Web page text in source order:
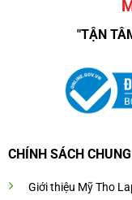
"TẬN
CHÍNH SÁCH CHUNG
Giới thiệu Mỹ Tho